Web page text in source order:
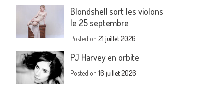
Blondshell sort les violons
le 25 septembre
Posted on21 juillet 2026
PJ Harvey en orbite
Posted on16 juillet 2026